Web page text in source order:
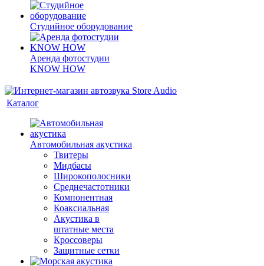
Студийное оборудование
Аренда фотостудии
KNOW HOW
Каталог
Автомобильная акустика
Твитеры
Мидбасы
Широкополосники
Среднечастотники
Компонентная
Коаксиальная
Акустика в
штатные места
Кроссоверы
Защитные сетки